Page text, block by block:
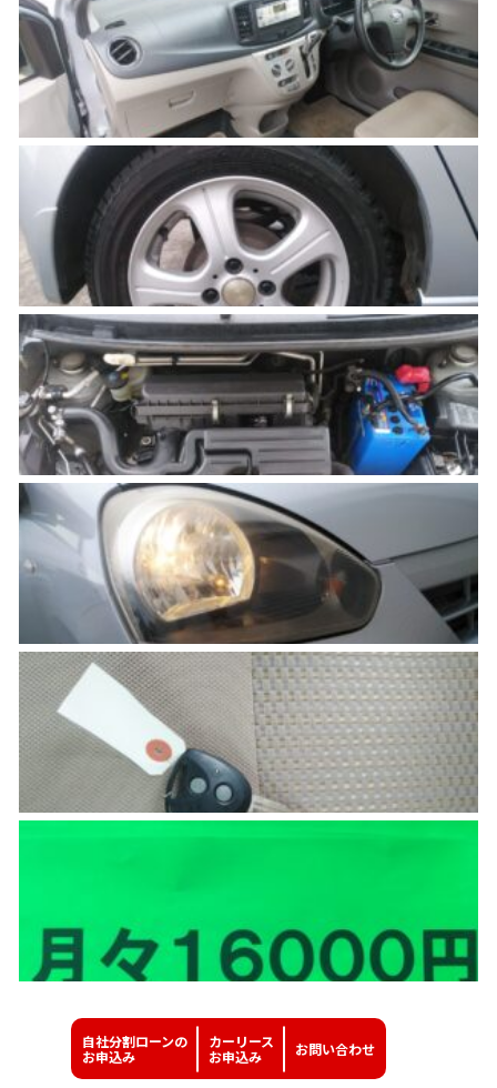
自社分割ローンの
お申込み
カーリース
お申込み
お問い合わせ